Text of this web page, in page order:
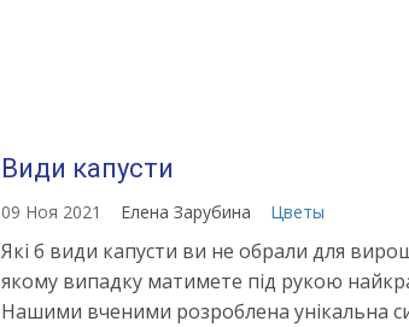
Види капусти
09 Ноя 2021 Елена Зарубина Цветы
Які б види капусти ви не обрали для
якому випадку матимете під рукою
Нашими вченими розроблена унікальна